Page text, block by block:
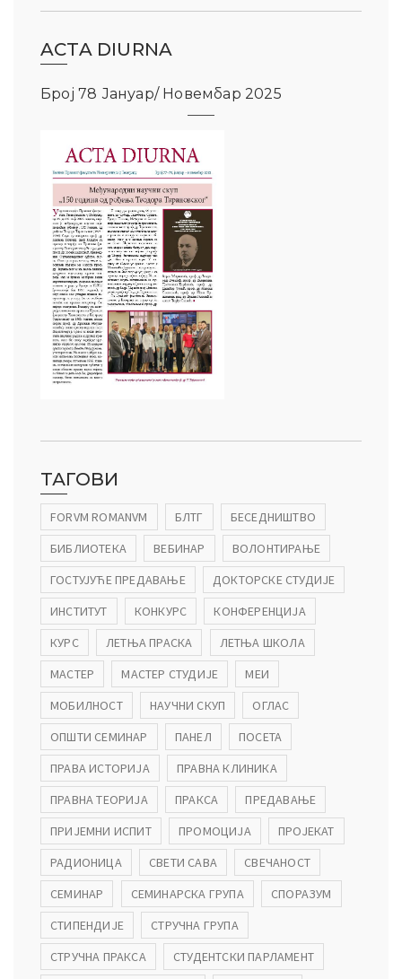
ACTA DIURNA
Број 78 Јануар/ Новембар 2025
ТАГОВИ
FORVM ROMANVM БЛТГ
БЕСЕДНИШТВО
БИБЛИОТЕКА
ВЕБИНАР
ВОЛОНТИРАЊЕ
ГОСТУЈУЋЕ ПРЕДАВАЊЕ
ДОКТОРСКЕ СТУДИЈЕ
ИНСТИТУТ
КОНКУРС
КОНФЕРЕНЦИЈА
КУРС
ЛЕТЊА ПРАСКА
ЛЕТЊА ШКОЛА
МАСТЕР
МАСТЕР СТУДИЈЕ
МЕИ
МОБИЛНОСТ
НАУЧНИ СКУП
ОГЛАС
ОПШТИ СЕМИНАР
ПАНЕЛ
ПОСЕТА
ПРАВА ИСТОРИЈА
ПРАВНА КЛИНИКА
ПРАВНА ТЕОРИЈА
ПРАКСА
ПРЕДАВАЊЕ
ПРИЈЕМНИ ИСПИТ
ПРОМОЦИЈА
ПРОЈЕКАТ
РАДИОНИЦА
СВЕТИ САВА
СВЕЧАНОСТ
СЕМИНАР
СЕМИНАРСКА ГРУПА
СПОРАЗУМ
СТИПЕНДИЈЕ
СТРУЧНА ГРУПА
СТРУЧНА ПРАКСА
СТУДЕНТСКИ ПАРЛАМЕНТ